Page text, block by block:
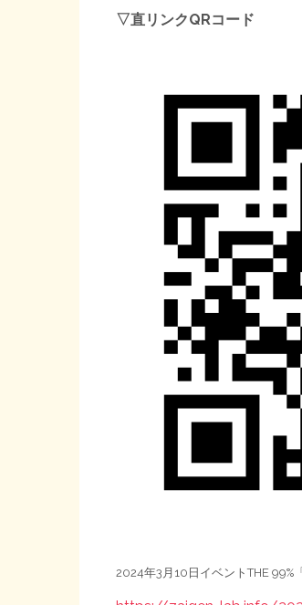
▽直リンクQRコード
2024年3月10日イベントTHE